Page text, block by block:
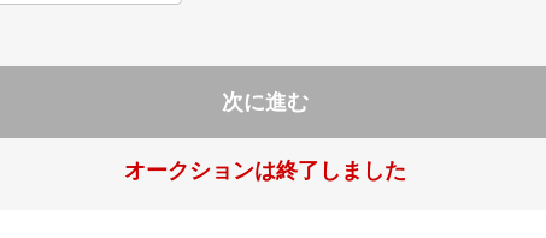
次に進む
オークションは終了しました